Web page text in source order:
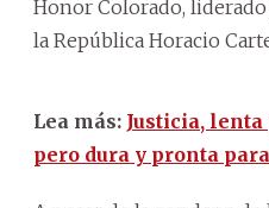
Honor Colorado,
la República Horacio
Lea más: Justicia,
pero dura y pronta